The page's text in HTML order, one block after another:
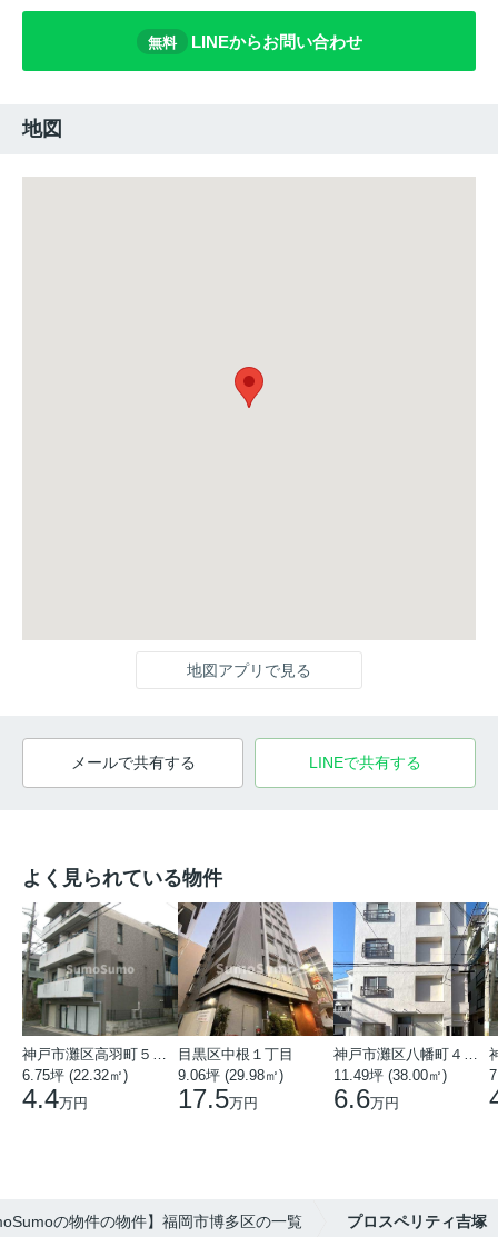
無料 LINEからお問い合わせ
地図
地図アプリで見る
メールで共有する LINEで共有する
よく見られている物件
6.75坪 (22.32㎡)
4.4万円
目黒区中根１丁目
9.06坪 (29.98㎡)
17.5万円
11.49坪 (38.00㎡)
6.6万円
の物件の物件】福岡市博多区の一覧 プロスペリティ吉塚